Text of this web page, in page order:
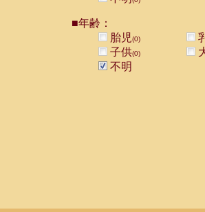
■年齢：
胎児(0)
子供(0)
不明